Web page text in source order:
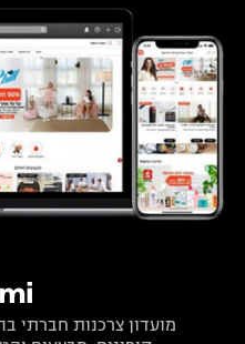
מועדון צרכנות חברתי